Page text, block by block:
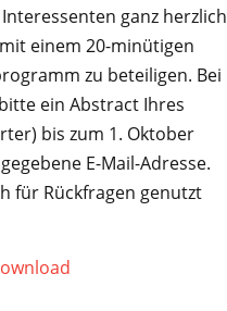
ganz herzlich
einem 20-minütigen
zu beteiligen. Bei
ein Abstract Ihres
bis zum 1. Oktober
E-Mail-Adresse.
für Rückfragen genutzt